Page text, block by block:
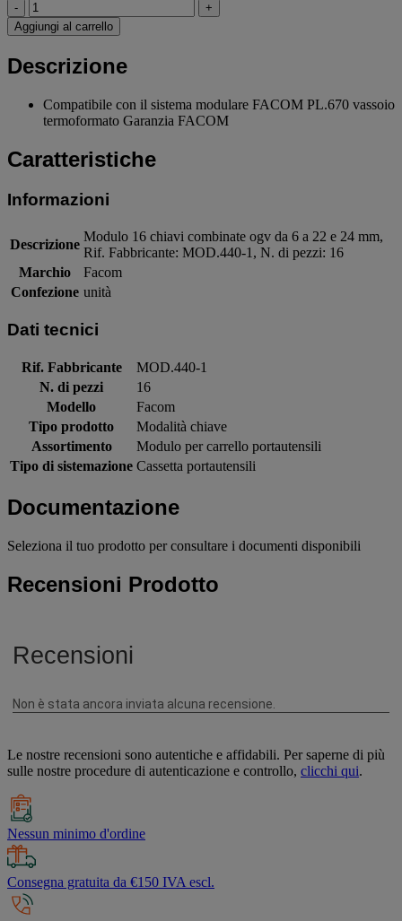
-
+
Aggiungi al carrello
Descrizione
Compatibile con il sistema modulare FACOM PL.670 vassoio
termoformato Garanzia FACOM
Caratteristiche
Informazioni
Descrizione
Modulo 16 chiavi combinate ogv da 6 a 22 e 24 mm,
Rif. Fabbricante: MOD.440-1, N. di pezzi: 16
Marchio
Facom
Confezione unità
Dati tecnici
Rif. Fabbricante
MOD.440-1
N. di pezzi
16
Modello
Facom
Tipo prodotto
Modalità chiave
Assortimento
Modulo per carrello portautensili
Tipo di sistemazione Cassetta portautensili
Documentazione
Seleziona il tuo prodotto per consultare i documenti disponibili
Recensioni Prodotto
Le nostre recensioni sono autentiche e affidabili. Per saperne di più
sulle nostre procedure di autenticazione e controllo, clicchi qui.
Nessun minimo d'ordine
Consegna gratuita da €150 IVA escl.